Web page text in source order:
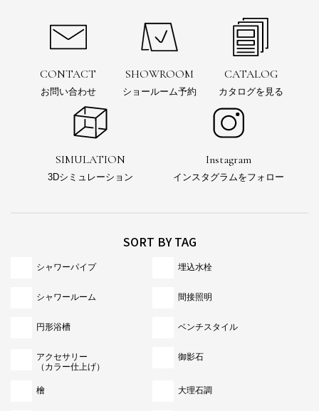
CONTACT
お問い合わせ
SHOWROOM
ショールーム予約
CATALOG
カタログを見る
SIMULATION
3Dシミュレーション
Instagram
インスタグラムをフォロー
SORT BY TAG
シャワーパイプ 埋込水栓
シャワールーム 間接照明
円形浴槽 ベンチスタイル
アクセサリー
（カラー仕上げ）
御影石
檜 大理石調